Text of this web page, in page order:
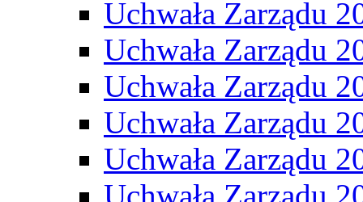
Uchwała Zarządu
Uchwała Zarządu
Uchwała Zarządu
Uchwała Zarządu
Uchwała Zarządu
Uchwała Zarządu